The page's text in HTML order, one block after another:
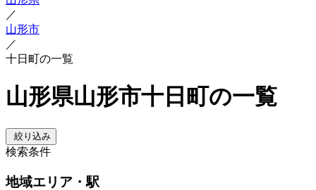
／
山形市
／
十日町の一覧
山形県山形市十日町の一覧
絞り込み
検索条件
地域エリア・駅